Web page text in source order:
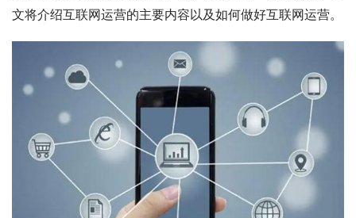
文将介绍互联网运营的主要内容以及如何做好互联网运营。